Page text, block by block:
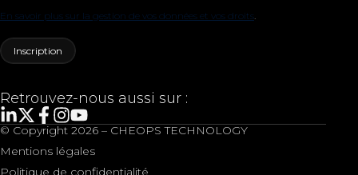
En savoir plus sur la gestion de vos données et vos droits.
Retrouvez-nous aussi sur :
© Copyright 2026 – CHEOPS TECHNOLOGY
Mentions légales
Politique de confidentialité